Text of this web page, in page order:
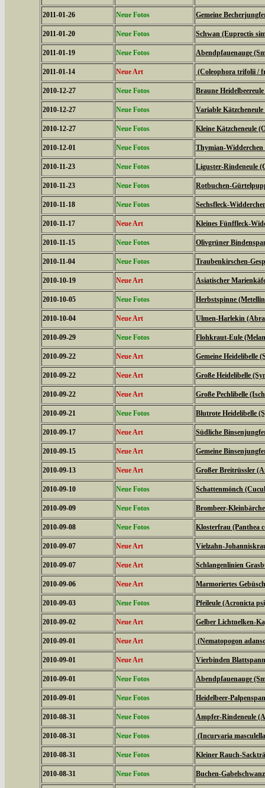
2011-01-26 Neue Fotos Gemeine
2011-01-20 Neue Fotos Schwan (Euproctis
2011-01-19 Neue Fotos Abendpfauenauge
2011-01-14 Neue Art (Coleophora trifolii /
2010-12-27 Neue Fotos Braune
2010-12-27 Neue Fotos Variable
2010-12-27 Neue Fotos Kleine Kätzcheneule
2010-12-01 Neue Fotos Thymian-
2010-11-23 Neue Fotos Liguster-Rindeneule
2010-11-23 Neue Fotos Rotbuchen-
2010-11-18 Neue Fotos Sechsfleck-
2010-11-17 Neue Art Kleines Fünffleck-
2010-11-15 Neue Fotos Olivgrüner
2010-11-04 Neue Fotos Traubenkirschen-
2010-10-19 Neue Art Asiatischer
2010-10-05 Neue Fotos Herbstspinne
2010-10-04 Neue Art Ulmen-Harlekin
2010-09-29 Neue Fotos Flohkraut-Eule
2010-09-22 Neue Art Gemeine Heidelibelle
2010-09-22 Neue Art Große Heidelibelle
2010-09-22 Neue Art Große Pechlibelle
2010-09-21 Neue Fotos Blutrote Heidelibelle
2010-09-17 Neue Art Südliche
2010-09-15 Neue Art Gemeine
2010-09-13 Neue Art Großer Breitrüssler
2010-09-10 Neue Fotos Schattenmönch
2010-09-09 Neue Fotos Brombeer-
2010-09-08 Neue Fotos Klosterfrau (Panthea
2010-09-07 Neue Art Vielzahn-
2010-09-07 Neue Art Schlangenlinien
2010-09-06 Neue Art Marmoriertes
2010-09-03 Neue Fotos Pfeileule (Acronicta
2010-09-02 Neue Art Gelber Lichtnelken-
2010-09-01 Neue Art (Nematopogon
2010-09-01 Neue Art Vierbinden
2010-09-01 Neue Fotos Abendpfauenauge
2010-09-01 Neue Fotos Heidelbeer-
2010-08-31 Neue Fotos Ampfer-Rindeneule
2010-08-31 Neue Fotos (Incurvaria
2010-08-31 Neue Fotos Kleiner Rauch-
2010-08-31 Neue Fotos Buchen-